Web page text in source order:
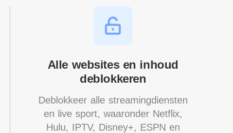
Alle websites en inhoud
deblokkeren
Deblokkeer alle streamingdiensten
en live sport, waaronder Netflix,
Hulu, IPTV, Disney+, ESPN en